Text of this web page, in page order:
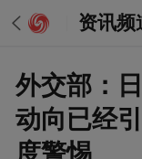
资讯频
外交部：
动向已经
度警惕